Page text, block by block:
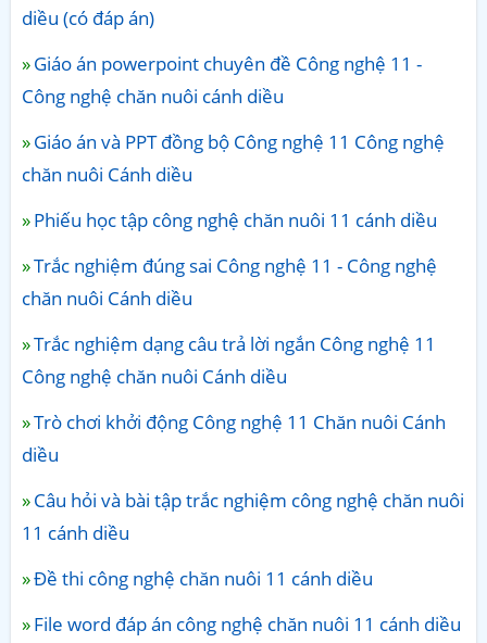
diều (có đáp án)
Giáo án powerpoint chuyên đề Công nghệ 11 -
Công nghệ chăn nuôi cánh diều
Giáo án và PPT đồng bộ Công nghệ 11 Công nghệ
chăn nuôi Cánh diều
Phiếu học tập công nghệ chăn nuôi 11 cánh diều
Trắc nghiệm đúng sai Công nghệ 11 - Công nghệ
chăn nuôi Cánh diều
Trắc nghiệm dạng câu trả lời ngắn Công nghệ 11
Công nghệ chăn nuôi Cánh diều
Trò chơi khởi động Công nghệ 11 Chăn nuôi Cánh
diều
Câu hỏi và bài tập trắc nghiệm công nghệ chăn nuôi
11 cánh diều
Đề thi công nghệ chăn nuôi 11 cánh diều
File word đáp án công nghệ chăn nuôi 11 cánh diều